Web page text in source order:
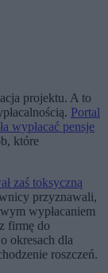
projektu. A to
Portal
wypłacać pensje
które
zaś toksyczną
przyznawali,
wypłacaniem
firmę do
okresach dla
roszczeń.